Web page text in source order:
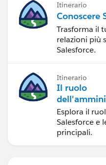
Itinerario
Conoscere
Trasforma il
relazioni più
Salesforce.
Itinerario
Il ruolo
Salesforce
Esplora il
Salesforce e
principali.